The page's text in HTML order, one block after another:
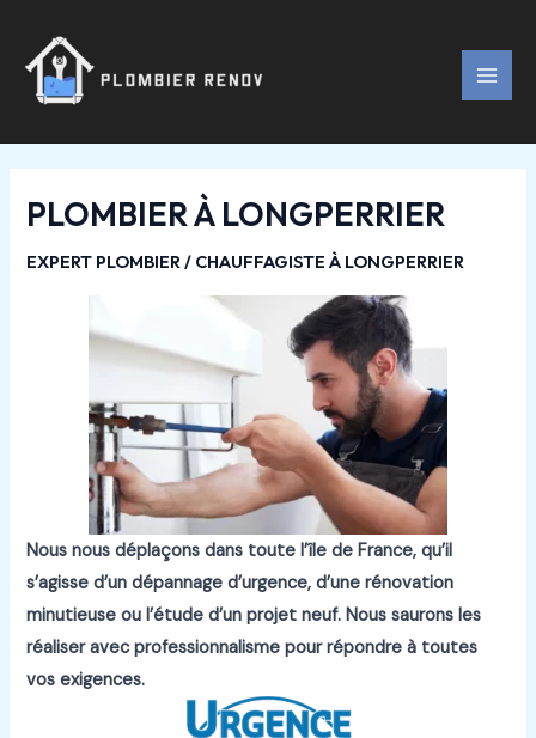
contenu
PLOMBIER À LONGPERRIER
EXPERT PLOMBIER / CHAUFFAGISTE À LONGPERRIER
Nous nous déplaçons dans toute l’île de France, qu’il
s’agisse d’un dépannage d’urgence, d’une rénovation
minutieuse ou l’étude d’un projet neuf.Nous saurons les
réaliser avec professionnalisme pour répondre à toutes
vos exigences.
articles